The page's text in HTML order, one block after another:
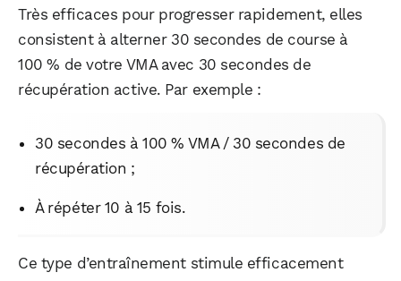
Très efficaces pour progresser rapidement, elles
consistent à alterner 30 secondes de course à
100 % de votre VMA avec 30 secondes de
récupération active. Par exemple :
30 secondes à 100 % VMA / 30 secondes de
récupération ;
À répéter 10 à 15 fois.
Ce type d’entraînement stimule efficacement